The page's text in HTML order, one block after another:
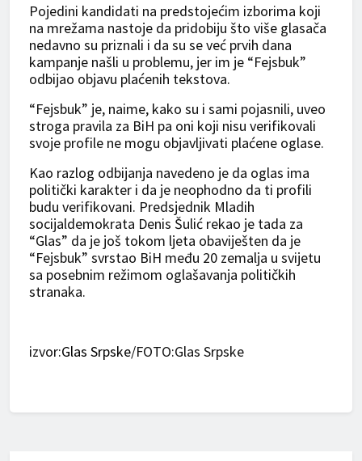
Pojedini kandidati na predstojećim izborima koji
na mrežama nastoje da pridobiju što više glasača
nedavno su priznali i da su se već prvih dana
kampanje našli u problemu, jer im je “Fejsbuk”
odbijao objavu plaćenih tekstova.
“Fejsbuk” je, naime, kako su i sami pojasnili, uveo
stroga pravila za BiH pa oni koji nisu verifikovali
svoje profile ne mogu objavljivati plaćene oglase.
Kao razlog odbijanja navedeno je da oglas ima
politički karakter i da je neophodno da ti profili
budu verifikovani. Predsjednik Mladih
socijaldemokrata Denis Šulić rekao je tada za
“Glas” da je još tokom ljeta obaviješten da je
“Fejsbuk” svrstao BiH među 20 zemalja u svijetu
sa posebnim režimom oglašavanja političkih
stranaka.
izvor:Glas Srpske/FOTO:Glas Srpske